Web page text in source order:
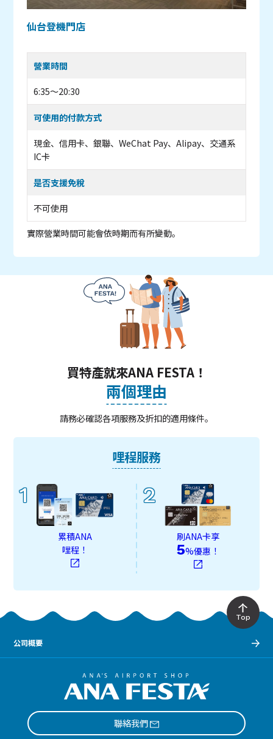
仙台登機門店
營業時間
6:35～20:30
可使用的付款方式
現金、信用卡、銀聯、WeChat Pay、Alipay、交通系
IC卡
是否支援免稅
不可使用
實際營業時間可能會依時期而有所變動。
買特產就來ANA FESTA！
兩個理由
請務必確認各項服務及折扣的適用條件。
哩程服務
1
累積ANA
哩程！
2
刷ANA卡享
5%優惠！
Top
公司概要
聯絡我們